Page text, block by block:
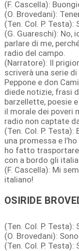
(F. Cascella):
(O. Brovedani):
(Ten. Col. P. Testa):
(G. Guareschi): No,
parlare di me,
radio del campo.
(Narratore): Il
scriverà una serie
Peppone e don
diede notizie, frasi
barzellette, poesie
il morale dei poveri
radio non captate
(Ten. Col. P.
una promessa e
ho fatto
con a bordo gli
(F. Cascella): Mi
italiano!
OSIRIDE
(Ten. Col. P.
(O. Brovedani):
(Ten. Col. P.